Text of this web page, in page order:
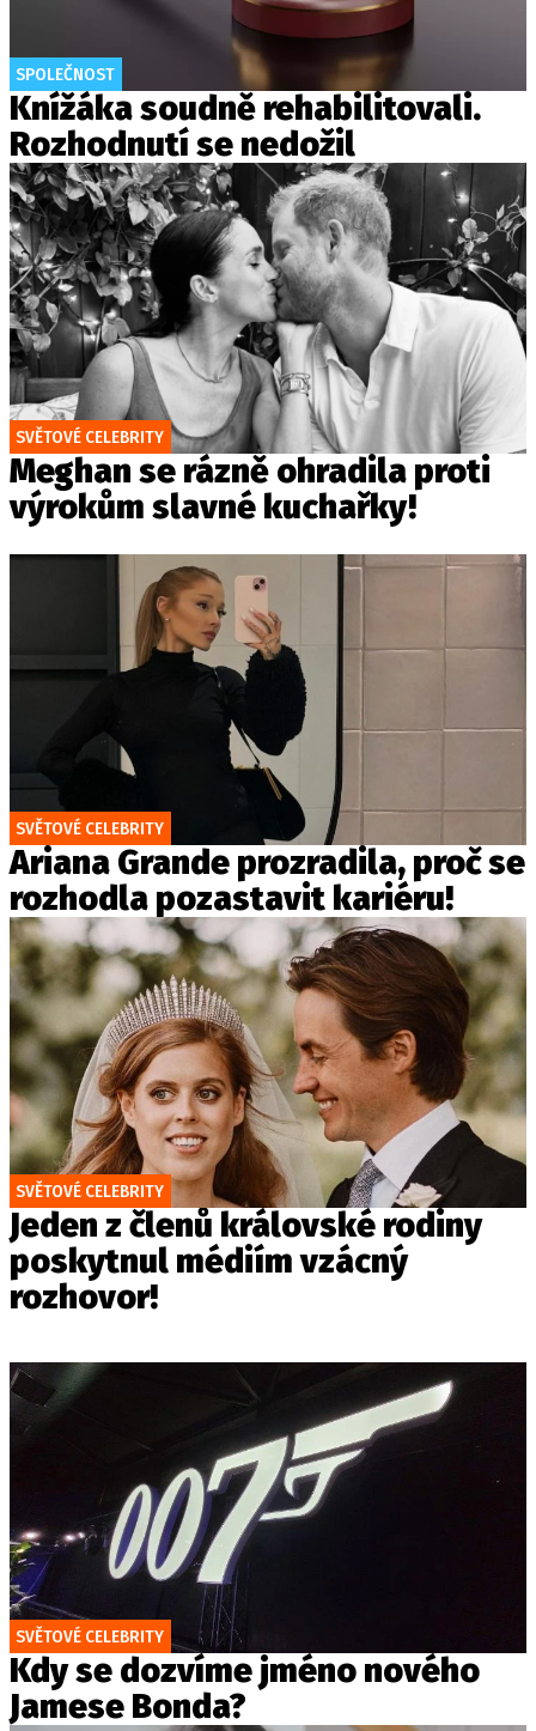
SPOLEČNOST
Knížáka soudně rehabilitovali.
Rozhodnutí se nedožil
SVĚTOVÉ CELEBRITY
Meghan se rázně ohradila proti
výrokům slavné kuchařky!
SVĚTOVÉ CELEBRITY
Ariana Grande prozradila, proč se
rozhodla pozastavit kariéru!
SVĚTOVÉ CELEBRITY
Jeden z členů královské rodiny
poskytnul médiím vzácný
rozhovor!
SVĚTOVÉ CELEBRITY
Kdy se dozvíme jméno nového
Jamese Bonda?